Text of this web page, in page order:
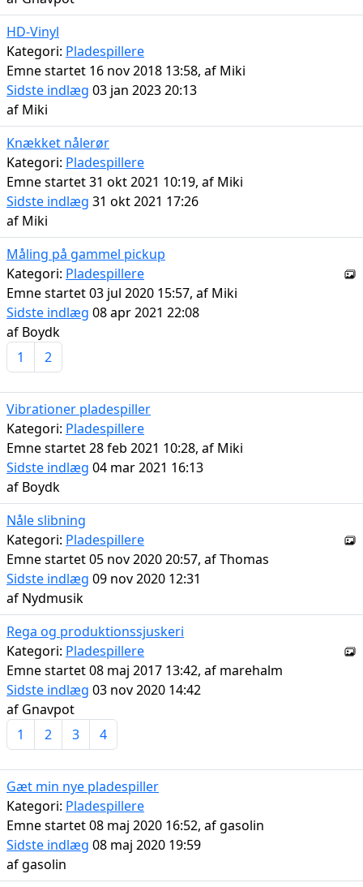
HD-Vinyl
Kategori: Pladespillere
Emne startet 16 nov 2018 13:58, af Miki
Sidste indlæg 03 jan 2023 20:13
af Miki
Knækket nålerør
Kategori: Pladespillere
Emne startet 31 okt 2021 10:19, af Miki
Sidste indlæg 31 okt 2021 17:26
af Miki
Måling på gammel pickup
Kategori: Pladespillere
Emne startet 03 jul 2020 15:57, af Miki
Sidste indlæg 08 apr 2021 22:08
af Boydk
1
2
Vibrationer pladespiller
Kategori: Pladespillere
Emne startet 28 feb 2021 10:28, af Miki
Sidste indlæg 04 mar 2021 16:13
af Boydk
Nåle slibning
Kategori: Pladespillere
Emne startet 05 nov 2020 20:57, afThomas
Sidste indlæg 09 nov 2020 12:31
af Nydmusik
Rega og produktionssjuskeri
Kategori: Pladespillere
Emne startet 08 maj 2017 13:42, af marehalm
Sidste indlæg 03 nov 2020 14:42
af Gnavpot
1
2 3 4
Gæt min nye pladespiller
Kategori: Pladespillere
Emne startet 08 maj 2020 16:52, afgasolin
Sidste indlæg 08 maj 2020 19:59
afgasolin